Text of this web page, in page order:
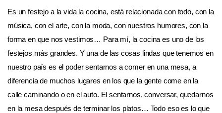
Es un festejo a la vida la cocina, está relacionada con todo, con la
música, con el arte, con la moda, con nuestros humores, con la
forma en que nos vestimos… Para mí, la cocina es uno de los
festejos más grandes. Y una de las cosas lindas que tenemos en
nuestro país es el poder sentarnos a comer en una mesa, a
diferencia de muchos lugares en los que la gente come en la
calle caminando o en el auto. El sentarnos, conversar, quedarnos
en la mesa después de terminar los platos… Todo eso es lo que